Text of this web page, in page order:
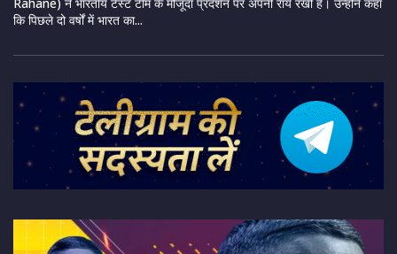
कि पिछले दो वर्षों में भारत का...